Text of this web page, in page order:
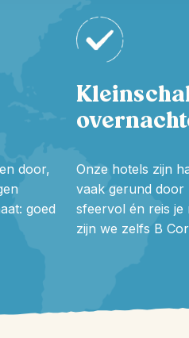
door,
goed
Onze hotels zijn
vaak gerund door
sfeervol én reis je
zijn we zelfs B